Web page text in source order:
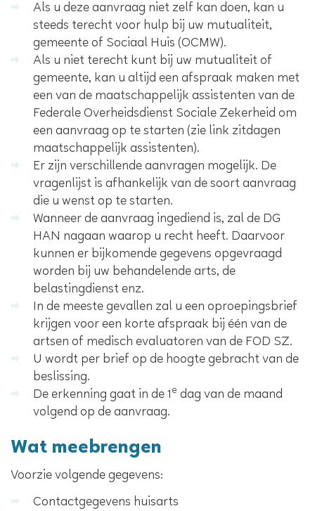
Als u deze aanvraag niet zelf kan doen, kan u
steeds terecht voor hulp bij uw mutualiteit,
gemeente of Sociaal Huis (OCMW).
Als u niet terecht kunt bij uw mutualiteit of
gemeente, kan u altijd een afspraak maken met
een van de maatschappelijk assistenten van de
Federale Overheidsdienst Sociale Zekerheid om
een aanvraag op te starten (zie link zitdagen
maatschappelijk assistenten).
Er zijn verschillende aanvragen mogelijk. De
vragenlijst is afhankelijk van de soort aanvraag
die u wenst op te starten.
Wanneer de aanvraag ingediend is, zal de DG
HAN nagaan waarop u recht heeft. Daarvoor
kunnen er bijkomende gegevens opgevraagd
worden bij uw behandelende arts, de
belastingdienst enz.
In de meeste gevallen zal u een oproepingsbrief
krijgen voor een korte afspraak bij één van de
artsen of medisch evaluatoren van de FOD SZ.
U wordt per brief op de hoogte gebracht van de
beslissing.
De erkenning gaat in de 1e dag van de maand
volgend op de aanvraag.
Wat meebrengen
Voorzie volgende gegevens:
Contactgegevens huisarts